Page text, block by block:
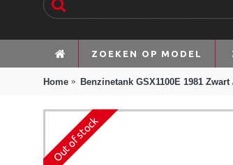
ZOEKEN OP MODEL
Home Benzinetank GSX1100E 1981 Zwart
Out of stock